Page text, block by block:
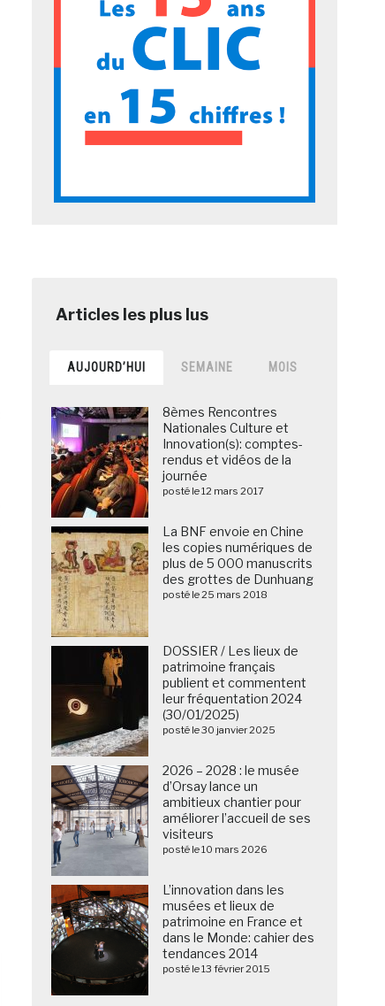
AUJOURD’HUI SEMAINE MOIS
8èmes Rencontres
Nationales Culture et
Innovation(s): comptes-
rendus et vidéos de la
journée
posté le 12 mars 2017
La BNF envoie en Chine
les copies numériques de
plus de 5 000 manuscrits
des grottes de Dunhuang
posté le 25 mars 2018
DOSSIER / Les lieux de
patrimoine français
publient et commentent
leur fréquentation 2024
(30/01/2025)
posté le 30 janvier 2025
2026 – 2028 : le musée
d’Orsay lance un
ambitieux chantier pour
améliorer l’accueil de ses
visiteurs
posté le 10 mars 2026
L’innovation dans les
musées et lieux de
patrimoine en France et
dans le Monde: cahier des
tendances 2014
posté le 13 février 2015